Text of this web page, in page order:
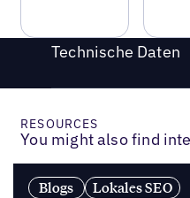
Technische Daten
RESOURCES
You might also find
Blogs Lokales SEO